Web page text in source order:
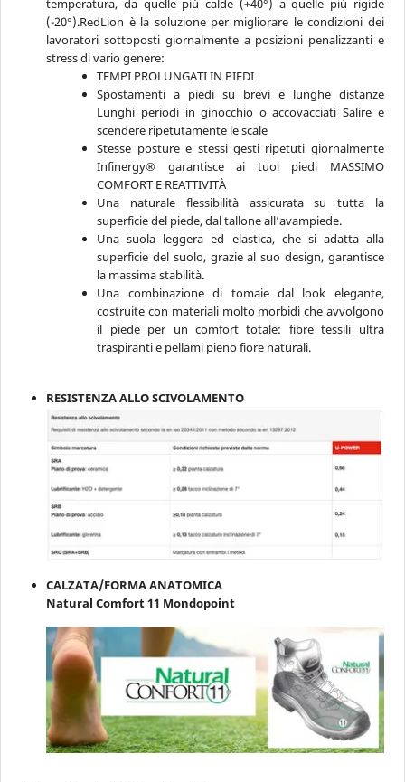
temperatura, da quelle più calde (+40°) a quelle più rigide
(-20°).RedLion è la soluzione per migliorare le condizioni dei
lavoratori sottoposti giornalmente a posizioni penalizzanti e
stress di vario genere:
TEMPI PROLUNGATI IN PIEDI
Spostamenti a piedi su brevi e lunghe distanze
Lunghi periodi in ginocchio o accovacciati Salire e
scendere ripetutamente le scale
Stesse posture e stessi gesti ripetuti giornalmente
Infinergy® garantisce ai tuoi piedi MASSIMO
COMFORT E REATTIVITÀ
Una naturale flessibilità assicurata su tutta la
superficie del piede, dal tallone all’avampiede.
Una suola leggera ed elastica, che si adatta alla
superficie del suolo, grazie al suo design, garantisce
la massima stabilità.
Una combinazione di tomaie dal look elegante,
costruite con materiali molto morbidi che avvolgono
il piede per un comfort totale: fibre tessili ultra
traspiranti e pellami pieno fiore naturali.
RESISTENZA ALLO SCIVOLAMENTO
CALZATA/FORMA ANATOMICA
Natural Comfort 11 Mondopoint